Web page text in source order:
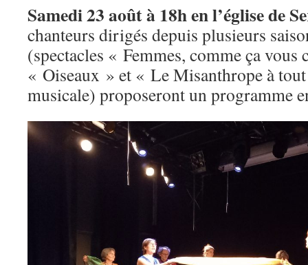
Samedi 23 août à 18h en l’église de
chanteurs dirigés depuis plusieurs
(spectacles « Femmes, comme ça
« Oiseaux » et « Le Misanthrope à
musicale) proposeront un programme